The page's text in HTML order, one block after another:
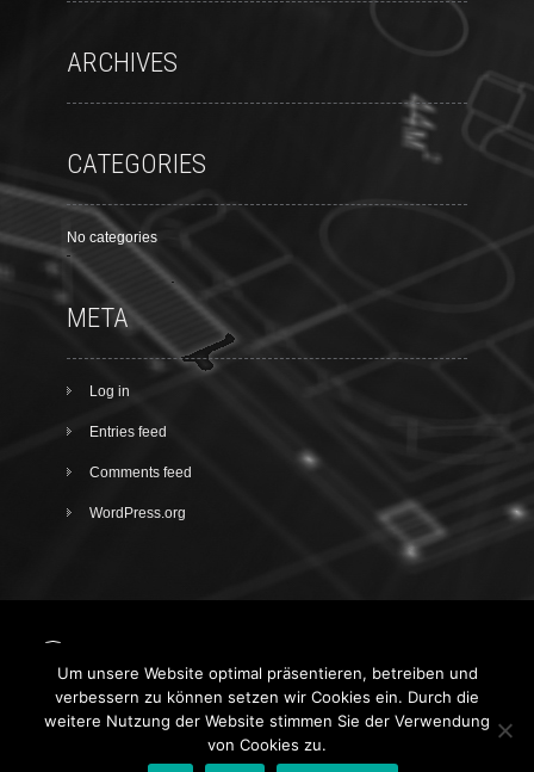
ARCHIVES
CATEGORIES
No categories
META
Log in
Entries feed
Comments feed
WordPress.org
Facebook
AGB
Um unsere Website optimal präsentieren, betreiben und
verbessern zu können setzen wir Cookies ein. Durch die
weitere Nutzung der Website stimmen Sie der Verwendung
von Cookies zu.